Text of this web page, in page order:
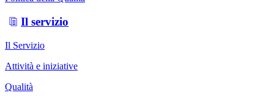
Il servizio
Il Servizio
Attività e iniziative
Qualità